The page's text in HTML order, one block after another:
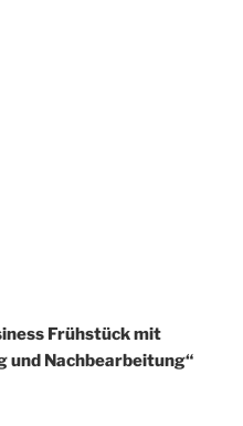
Frühstück mit
und Nachbearbeitung“